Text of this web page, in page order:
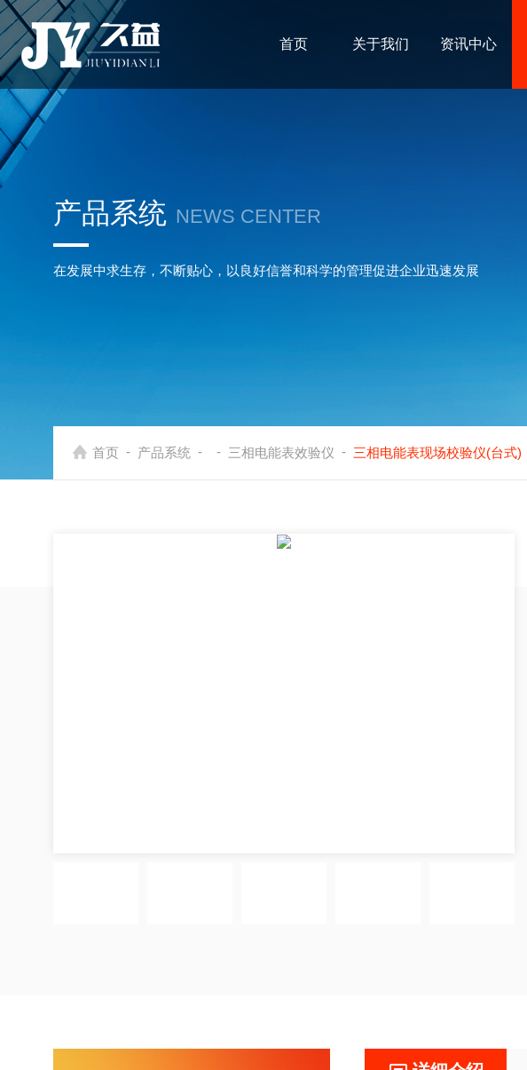
首页 关于我们 资讯中心
产品系统 NEWS CENTER
在发展中求生存，不断贴心，以良好信誉和科学的管理促进企业迅速发展
首页 - 产品系统 - - 三相电能表效验仪 - 三相电能表现场校验仪(台式)